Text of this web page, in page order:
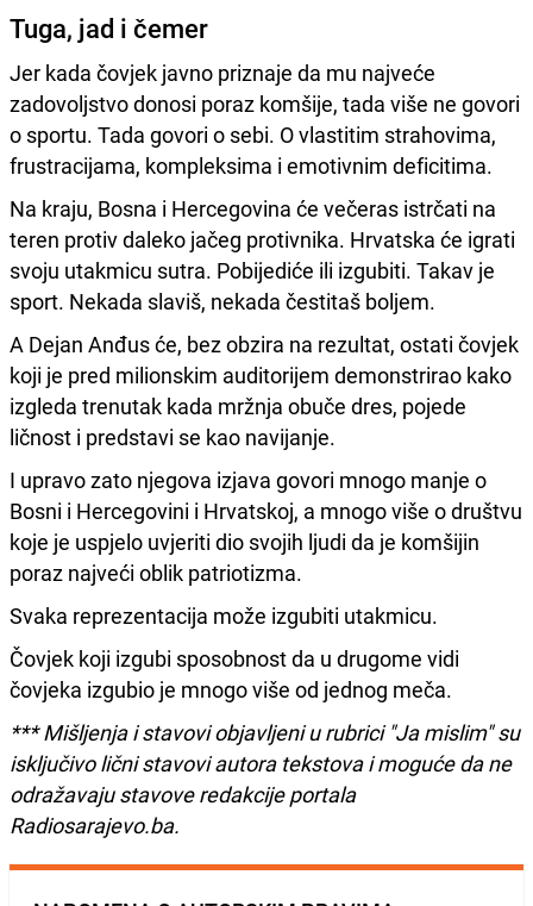
Tuga, jad i čemer
Jer kada čovjek javno priznaje da mu najveće
zadovoljstvo donosi poraz komšije, tada više ne govori
o sportu. Tada govori o sebi. O vlastitim strahovima,
frustracijama, kompleksima i emotivnim deficitima.
Na kraju, Bosna i Hercegovina će večeras istrčati na
teren protiv daleko jačeg protivnika. Hrvatska će igrati
svoju utakmicu sutra. Pobijediće ili izgubiti. Takav je
sport. Nekada slaviš, nekada čestitaš boljem.
A Dejan Anđus će, bez obzira na rezultat, ostati čovjek
koji je pred milionskim auditorijem demonstrirao kako
izgleda trenutak kada mržnja obuče dres, pojede
ličnost i predstavi se kao navijanje.
I upravo zato njegova izjava govori mnogo manje o
Bosni i Hercegovini i Hrvatskoj, a mnogo više o društvu
koje je uspjelo uvjeriti dio svojih ljudi da je komšijin
poraz najveći oblik patriotizma.
Svaka reprezentacija može izgubiti utakmicu.
Čovjek koji izgubi sposobnost da u drugome vidi
čovjeka izgubio je mnogo više od jednog meča.
*** Mišljenja i stavovi objavljeni u rubrici "Ja mislim" su
isključivo lični stavovi autora tekstova i moguće da ne
odražavaju stavove redakcije portala
Radiosarajevo.ba.